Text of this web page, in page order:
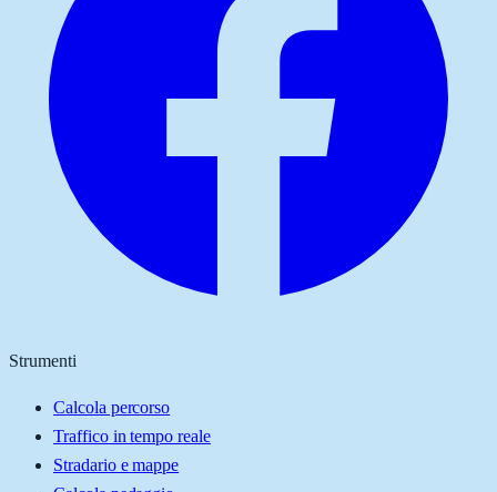
Strumenti
Calcola percorso
Traffico in tempo reale
Stradario e mappe